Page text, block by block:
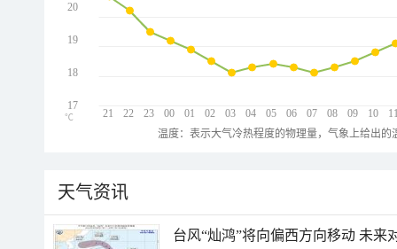
21 22 23 00 01 02 03 04 05 06 07 08 09 10
20
19
18
17
℃
温度：表示大气冷热程度的物理量，气象上给出
天气资讯
台风“灿鸿”将向偏西方向移动 未来